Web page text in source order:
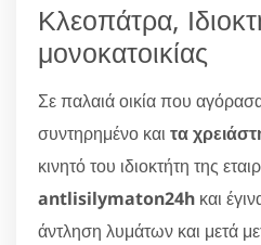
Κλεοπάτρα,
μονοκατοικίας
Σε παλαιά οικία που
συντηρημένο και τα
κινητό του ιδιοκτήτη της
antlisilymaton24h και
άντληση λυμάτων και μετά